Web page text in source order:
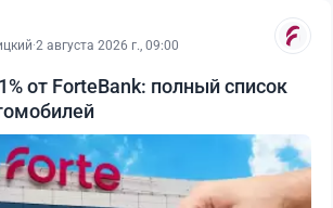
·2 августа 2026 г., 09:00
от ForteBank: полный список